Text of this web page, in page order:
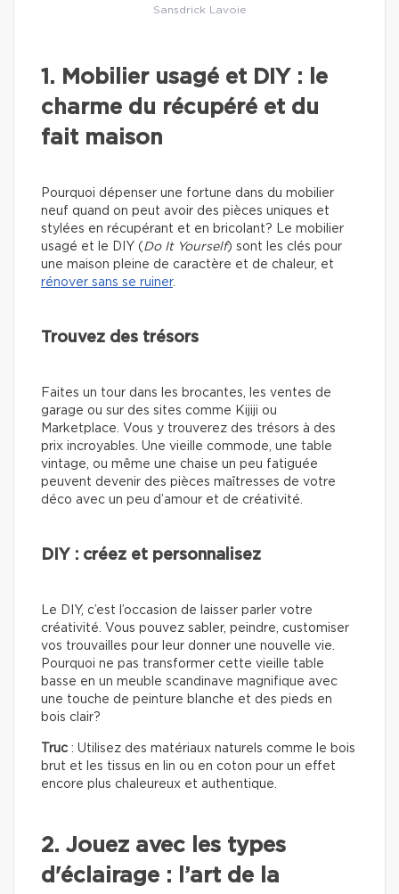
Sansdrick Lavoie
1. Mobilier usagé et DIY : le
charme du récupéré et du
fait maison
Pourquoi dépenser une fortune dans du mobilier
neuf quand on peut avoir des pièces uniques et
stylées en récupérant et en bricolant? Le mobilier
usagé et le DIY ( Do It Yourself) sont les clés pour
une maison pleine de caractère et de chaleur, et
rénover sans se ruiner.
Trouvez des trésors
Faites un tour dans les brocantes, les ventes de
garage ou sur des sites comme Kijiji ou
Marketplace. Vous y trouverez des trésors à des
prix incroyables. Une vieille commode, une table
vintage, ou même une chaise un peu fatiguée
peuvent devenir des pièces maîtresses de votre
déco avec un peu d’amour et de créativité.
DIY : créez et personnalisez
Le DIY, c’est l’occasion de laisser parler votre
créativité. Vous pouvez sabler, peindre, customiser
vos trouvailles pour leur donner une nouvelle vie.
Pourquoi ne pas transformer cette vieille table
basse en un meuble scandinave magnifique avec
une touche de peinture blanche et des pieds en
bois clair?
Truc : Utilisez des matériaux naturels comme le bois
brut et les tissus en lin ou en coton pour un effet
encore plus chaleureux et authentique.
2. Jouez avec les types
d'éclairage : l’art de la